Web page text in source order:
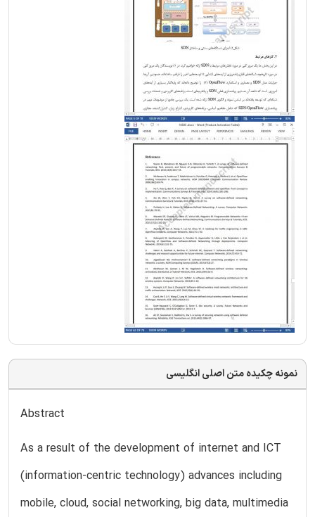
نمونه چکیده متن اصلی انگلیسی
Abstract
As a result of the development of internet and ICT
(information-centric technology) advances including
mobile, cloud, social networking, big data, multimedia